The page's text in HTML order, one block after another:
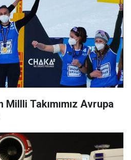
Millli Takımımız Avrupa